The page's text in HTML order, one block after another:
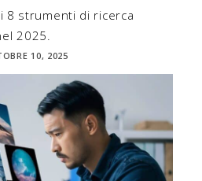
8 strumenti di ricerca
2025.
10, 2025